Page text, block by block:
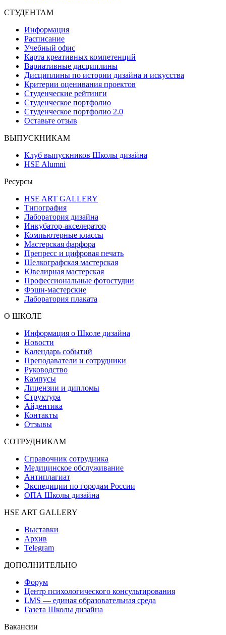
СТУДЕНТАМ
Информация
Расписание
Учебный офис
Карта креативных компетенций
Вариативные дисциплины
Дисциплины по истории дизайна и искусства
Критерии оценивания проектов
Студенческие рейтинги
Студенческое портфолио
Студенческое портфолио 2.0
Оставьте отзыв
ВЫПУСКНИКАМ
Клуб выпускников Школы дизайна
HSE Alumni
Ресурсы
HSE ART GALLERY
Типография
Лаборатория дизайна
Инкубатор-акселератор
Компьютерные классы
Мастерская фарфора
Препресс и цифровая печать
Шелкографская мастерская
Ювелирная мастерская
Профессиональные фотостудии
Фэшн-мастерские
Лаборатория плаката
О ШКОЛЕ
Информация о Школе дизайна
Новости
Календарь событий
Преподаватели и сотрудники
Руководство
Кампусы
Лицензии и дипломы
Структура
Айдентика
Контакты
Отзывы
СОТРУДНИКАМ
Справочник сотрудника
Медицинское обслуживание
Антиплагиат
Экспедиции по городам России
ОПА Школы дизайна
HSE ART GALLERY
Выставки
Архив
Telegram
ДОПОЛНИТЕЛЬНО
Форум
Центр психологического консультирования
LMS — единая образовательная среда
Газета Школы дизайна
Вакансии